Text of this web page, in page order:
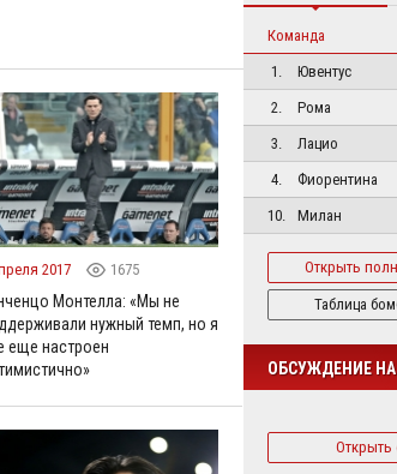
2017 1675
Монтелла: «Мы не
нужный темп, но я
еще настроен
Команда
1.
Ювентус
2.
Рома
3.
Лацио
4.
Фиорентина
10.
Милан
Открыть
Таблица
ОБСУЖДЕНИЕ
Открыть